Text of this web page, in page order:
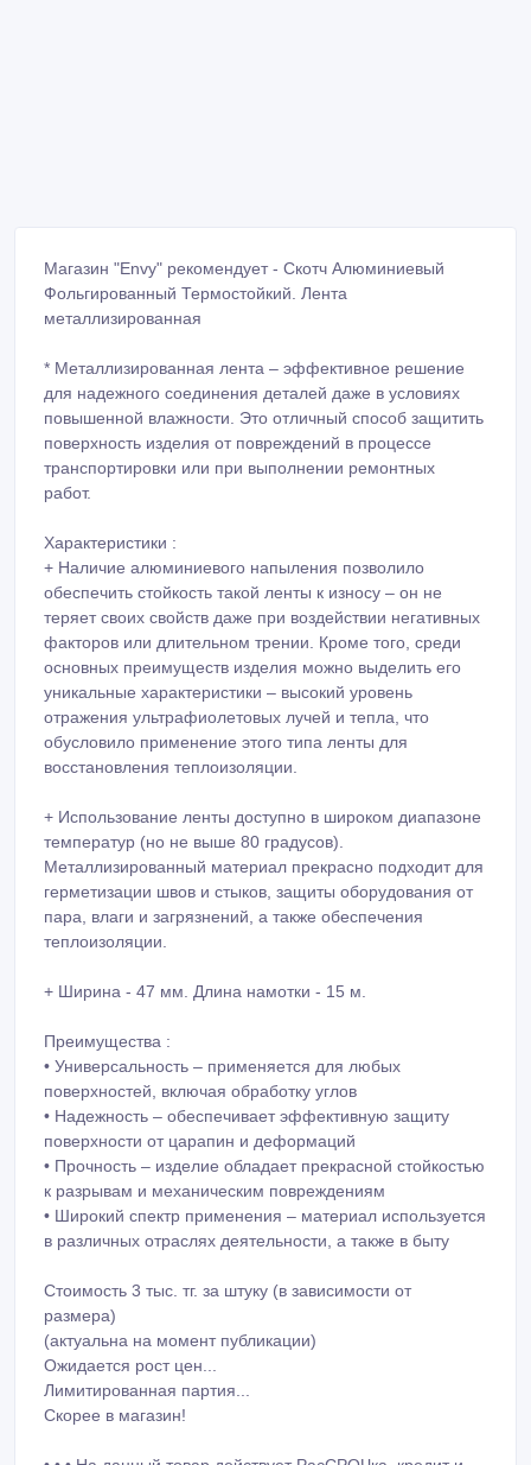
Магазин "Envy" рекомендует - Скотч Алюминиевый
Фольгированный Термостойкий. Лента
металлизированная
* Металлизированная лента – эффективное решение
для надежного соединения деталей даже в условиях
повышенной влажности. Это отличный способ защитить
поверхность изделия от повреждений в процессе
транспортировки или при выполнении ремонтных
работ.
Характеристики :
+ Наличие алюминиевого напыления позволило
обеспечить стойкость такой ленты к износу – он не
теряет своих свойств даже при воздействии негативных
факторов или длительном трении. Кроме того, среди
основных преимуществ изделия можно выделить его
уникальные характеристики – высокий уровень
отражения ультрафиолетовых лучей и тепла, что
обусловило применение этого типа ленты для
восстановления теплоизоляции.
+ Использование ленты доступно в широком диапазоне
температур (но не выше 80 градусов).
Металлизированный материал прекрасно подходит для
герметизации швов и стыков, защиты оборудования от
пара, влаги и загрязнений, а также обеспечения
теплоизоляции.
+ Ширина - 47 мм. Длина намотки - 15 м.
Преимущества :
• Универсальность – применяется для любых
поверхностей, включая обработку углов
• Надежность – обеспечивает эффективную защиту
поверхности от царапин и деформаций
• Прочность – изделие обладает прекрасной стойкостью
к разрывам и механическим повреждениям
• Широкий спектр применения – материал используется
в различных отраслях деятельности, а также в быту
Стоимость 3 тыс. тг. за штуку (в зависимости от
размера)
(актуальна на момент публикации)
Ожидается рост цен...
Лимитированная партия...
Скорее в магазин!